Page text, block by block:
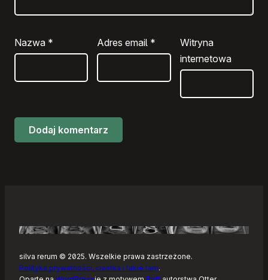
Nazwa * Adres email *
Witryna
internetowa
silva rerum © 2025. Wszelkie prawa zastrzeżone.
Polityka prywatności, ciastka i takie tam.